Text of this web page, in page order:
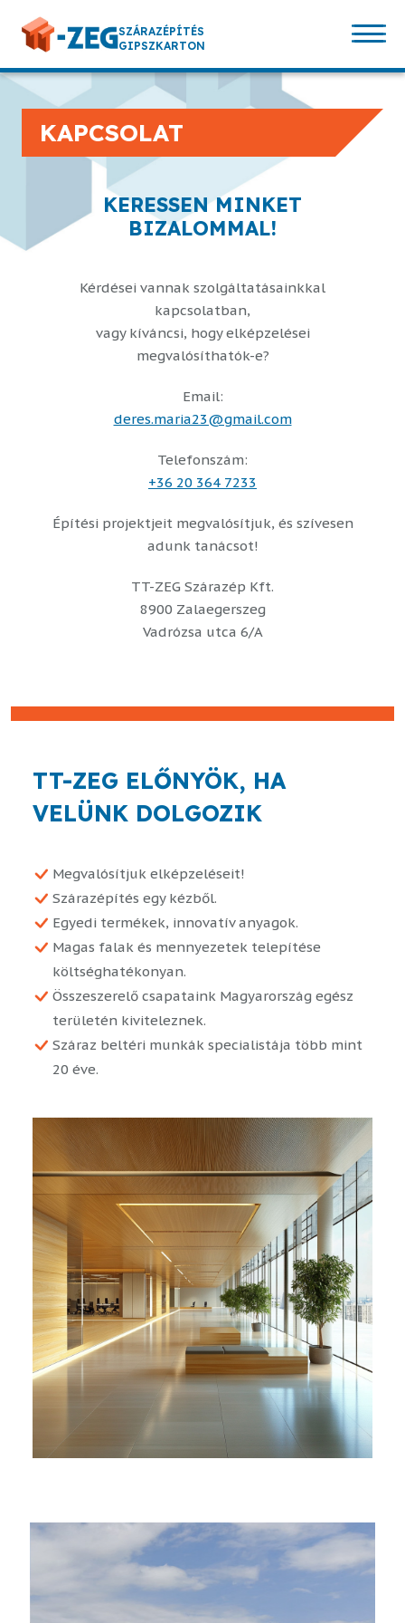
SZÁRAZÉPÍTÉS
GIPSZKARTON
KAPCSOLAT
KERESSEN MINKET
BIZALOMMAL!
Kérdései vannak szolgáltatásainkkal
kapcsolatban,
vagy kíváncsi, hogy elképzelései
megvalósíthatók-e?
Email:
deres.maria23@gmail.com
Telefonszám:
+36 20 364 7233
Építési projektjeit megvalósítjuk, és szívesen
adunk tanácsot!
TT-ZEG Szárazép Kft.
8900 Zalaegerszeg
Vadrózsa utca 6/A
TT-ZEG ELŐNYÖK, HA
VELÜNK DOLGOZIK
Megvalósítjuk elképzeléseit!
Szárazépítés egy kézből.
Egyedi termékek, innovatív anyagok.
Magas falak és mennyezetek telepítése
költséghatékonyan.
Összeszerelő csapataink Magyarország egész
területén kiviteleznek.
Száraz beltéri munkák specialistája több mint
20 éve.